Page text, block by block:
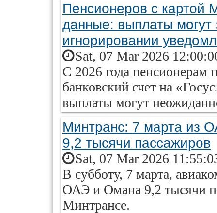
Пенсионеров с картой
данные: выплаты могут
игнорировании
Sat, 07 Mar 2026
С 2026 года пенсионерам
банковский счет на
выплаты могут
Минтранс: 7 марта из
9,2 тысячи пассажиров
Sat, 07 Mar 2026
В субботу, 7 марта,
ОАЭ и Омана 9,2 тысячи
Минтрансе.